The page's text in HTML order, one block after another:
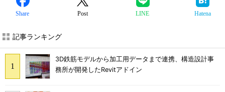
Share Post LINE Hatena
記事ランキング
3D鉄筋モデルから加工用データまで連携、構造設計事
務所が開発したRevitアドイン